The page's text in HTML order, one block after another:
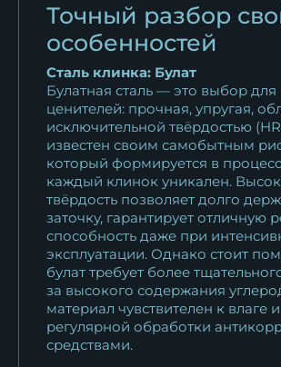
10 821₽
Нож Косач ХВ-5
10 821₽
Нож Косач булат
20 258₽
Нож Оса сталь N690
карельская
15 950₽
Точный разбор
особенностей
Сталь клинка: Булат
Булатная сталь — это выбор
ценителей: прочная, упругая,
исключительной твёрдостью
известен своим самобытным
который формируется в
каждый клинок уникален.
твёрдость позволяет долго
заточку, гарантирует отличную
способность даже при
эксплуатации. Однако стоит
булат требует более
за высокого содержания
материал чувствителен к влаге
регулярной обработки
средствами.